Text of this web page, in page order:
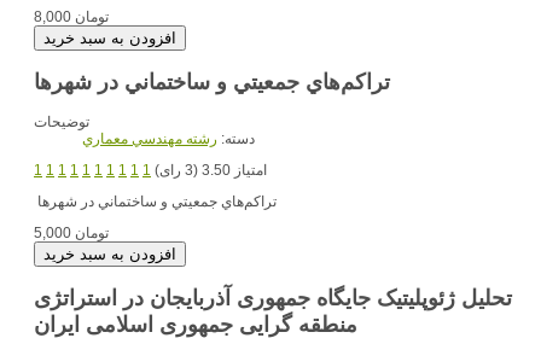
8,000 تومان
تراكم‌هاي جمعيتي و ساختماني در شهرها
توضیحات
دسته: رشته مهندسي معماري
1 1 1 1 1 1 1 1 1 1
امتیاز 3.50 (3 رای)
تراكم‌هاي جمعيتي و ساختماني در شهرها
5,000 تومان
تحلیل ژئوپلیتیک جایگاه جمهوری آذربایجان در استراتژی
منطقه گرایی جمهوری اسلامی ایران